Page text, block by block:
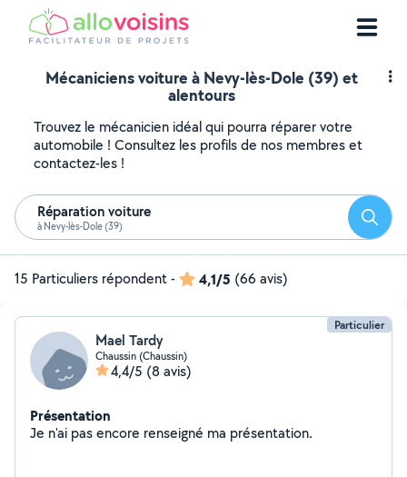
Mécaniciens voiture à Nevy-lès-Dole (39) et
alentours
Trouvez le mécanicien idéal qui pourra réparer votre
automobile ! Consultez les profils de nos membres et
contactez-les !
Réparation voiture
à Nevy-lès-Dole (39)
15 Particuliers répondent- 4,1/5 (66 avis)
Particulier
Mael Tardy
Chaussin (Chaussin)
4,4/5 (8 avis)
Présentation
Je n'ai pas encore renseigné ma présentation.